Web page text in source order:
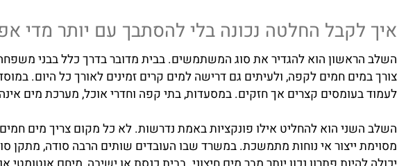
עומדת בעומס זמן קצר לאחר ההתקנה.
החלטה נכונה בלי להסתבך עם יותר מדי
הוא להגדיר את סוג המשתמשים. בבית מדובר בדרך כלל בבני משפחה,
חמים לקפה, ולעיתים גם דרישה למים קרים זמינים לאורך כל היום. במוסד
קצרים אך חזקים. במסעדות, בתי קפה וחדרי אוכל, מערכת מים אינה